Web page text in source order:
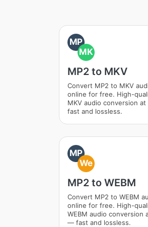
MP
MK
MP2 to MKV
Convert MP2 to MKV
online for free. High-
MKV audio conversion
fast and lossless.
MP
We
MP2 to WEBM
Convert MP2 to WEBM
online for free. High-
WEBM audio conversion
— fast and lossless.